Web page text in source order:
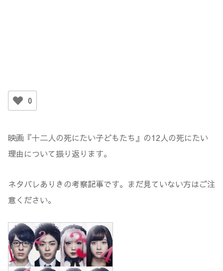
0
映画『十二人の死にたい子どもたち』の12人の死にたい
理由について振り返ります。
ネタバレありきの考察記事です。まだ見ていない方はご注
意ください。